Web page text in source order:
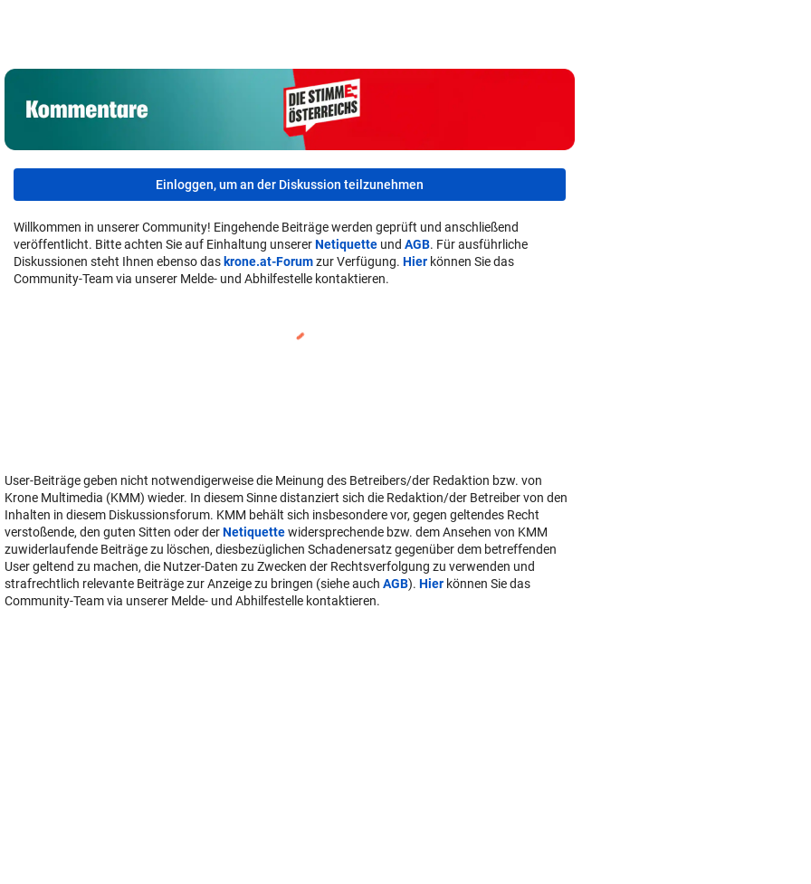
Einloggen, um an der Diskussion teilzunehmen
Willkommen in unserer Community! Eingehende Beiträge werden geprüft und anschließend
veröffentlicht. Bitte achten Sie auf Einhaltung unsererNetiquette und AGB. Für ausführliche
Diskussionen steht Ihnen ebenso das krone.at-Forumzur Verfügung. Hier können Sie das
Community-Team via unserer Melde- und Abhilfestelle kontaktieren.